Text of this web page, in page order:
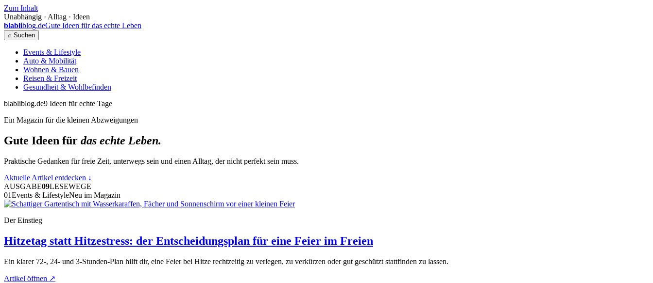
Zum Inhalt
Unabhängig · Alltag · Ideen
blabliblog.deGute Ideen für das echte Leben
⌕ Suchen
Events & Lifestyle
Auto & Mobilität
Wohnen & Bauen
Reisen & Freizeit
Gesundheit & Wohlbefinden
blabliblog.de9 Ideen für echte Tage
Ein Magazin für die kleinen Abzweigungen
Gute Ideen für das echte Leben.
Praktische Gedanken für freie Zeit, unterwegs sein und einen Alltag, der nicht perfekt sein muss.
Aktuelle Artikel entdecken ↓
AUSGABE09LESEWEGE
01Events & LifestyleNeu im Magazin
Der Einstieg
Hitzetag statt Hitzestress: der Entscheidungsplan für eine Feier im Freien
Ein klarer 72-, 24- und 3-Stunden-Plan hilft dir, eine Feier bei Hitze rechtzeitig zu verlegen, zu verkürzen oder gut geschützt stattfinden zu lassen.
Artikel öffnen ↗